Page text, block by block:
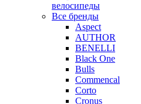
велосипеды
Все бренды
Aspect
AUTHOR
BENELLI
Black One
Bulls
Commencal
Corto
Cronus